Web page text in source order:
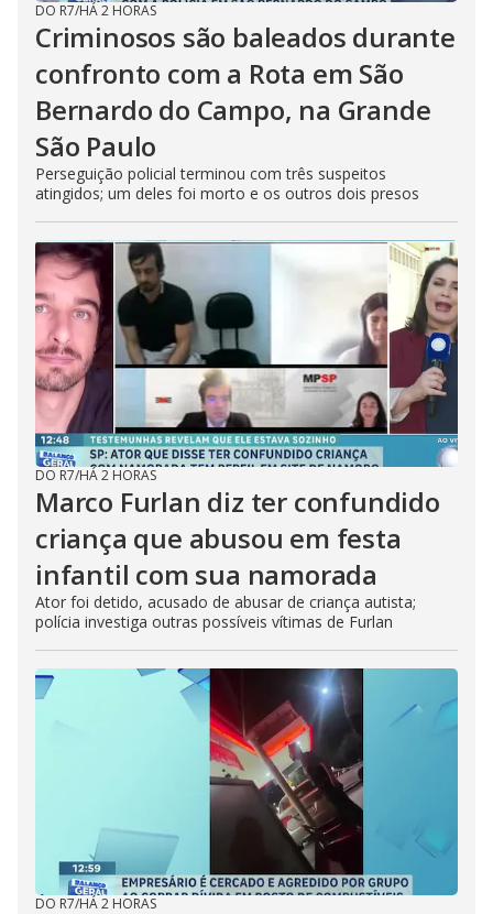
DO R7/HÁ 2 HORAS
Criminosos são baleados durante
confronto com a Rota em São
Bernardo do Campo, na Grande
São Paulo
Perseguição policial terminou com três suspeitos
atingidos; um deles foi morto e os outros dois presos
DO R7/HÁ 2 HORAS
Marco Furlan diz ter confundido
criança que abusou em festa
infantil com sua namorada
Ator foi detido, acusado de abusar de criança autista;
polícia investiga outras possíveis vítimas de Furlan
DO R7/HÁ 2 HORAS